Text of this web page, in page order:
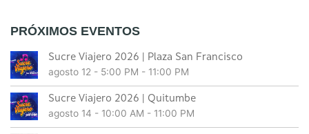
PRÓXIMOS EVENTOS
Sucre Viajero 2026 | Plaza San Francisco
agosto 12 - 5:00 PM - 11:00 PM
Sucre Viajero 2026 | Quitumbe
agosto 14 - 10:00 AM - 11:00 PM